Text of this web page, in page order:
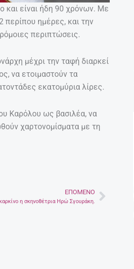
και είναι ήδη 90 χρόνων. Με
περίπου ημέρες, και την
περιπτώσεις.
μέχρι την ταφή διαρκεί
να ετοιμαστούν τα
εκατομύρια λίρες.
Καρόλου ως βασιλέα, να
χαρτονομίσματα με τη
ΕΠΌΜΕΝΟ
η σκηνοθέτρια Ηρώ Σγουράκη.Next